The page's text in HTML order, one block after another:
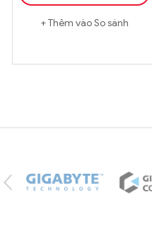
Thêm vào So sánh